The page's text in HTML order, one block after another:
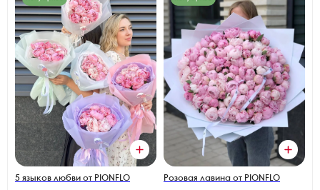
5 языков любви от PIONFLO Розовая лавина от PIONFLO